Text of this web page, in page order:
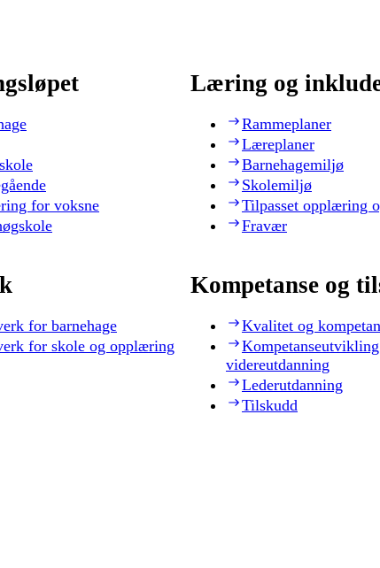
for voksne
Læring og
Rammeplaner
Læreplaner
Barnehagemiljø
Skolemiljø
Tilpasset opplæring
Fravær
for barnehage
for skole og opplæring
Kompetanse og
Kvalitet og
videreutdanning
Lederutdanning
Tilskudd